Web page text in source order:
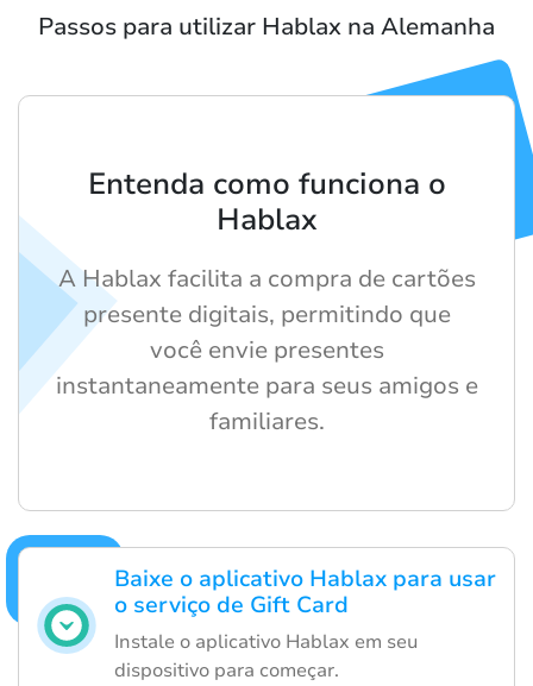
Passos para utilizar Hablax na Alemanha
Baixe o aplicativo Hablax para usar
o serviço de Gift Card
Instale o aplicativo Hablax em seu
dispositivo para começar.
Entenda como funciona o
Hablax
A Hablax facilita a compra de cartões
presente digitais, permitindo que
você envie presentes
instantaneamente para seus amigos e
familiares.